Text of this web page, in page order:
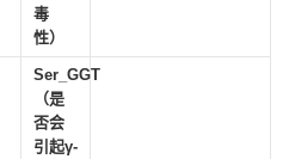
毒
性）
Ser_GGT
（是
否会
引起γ-